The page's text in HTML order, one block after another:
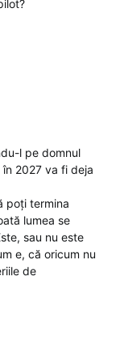
l pe domnul
2027 va fi deja
poți termina
lumea se
sau nu este
e, că oricum nu
de